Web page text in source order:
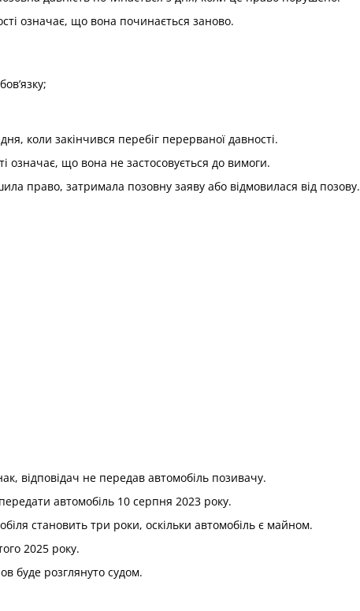
означає, що вона починається заново.
коли закінчився перебіг перерваної давності.
означає, що вона не застосовується до вимоги.
право, затримала позовну заяву або відмовилася від позову.
відповідач не передав автомобіль позивачу.
автомобіль 10 серпня 2023 року.
становить три роки, оскільки автомобіль є майном.
2025 року.
буде розглянуто судом.